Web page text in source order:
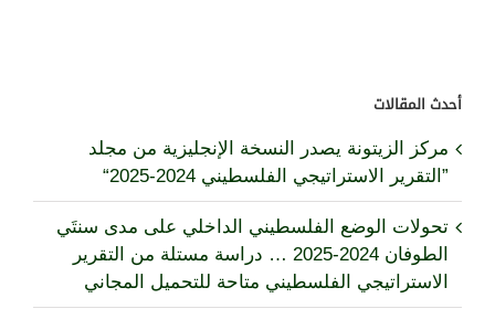
أحدث المقالات
مركز الزيتونة يصدر النسخة الإنجليزية من مجلد
”التقرير الاستراتيجي الفلسطيني 2024-2025“
تحولات الوضع الفلسطيني الداخلي على مدى سنتَي
الطوفان 2024-2025 … دراسة مستلة من التقرير
الاستراتيجي الفلسطيني متاحة للتحميل المجاني